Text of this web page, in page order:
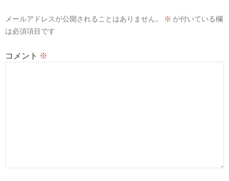
メールアドレスが公開されることはありません。 ※ が付いている欄
は必須項目です
コメント ※